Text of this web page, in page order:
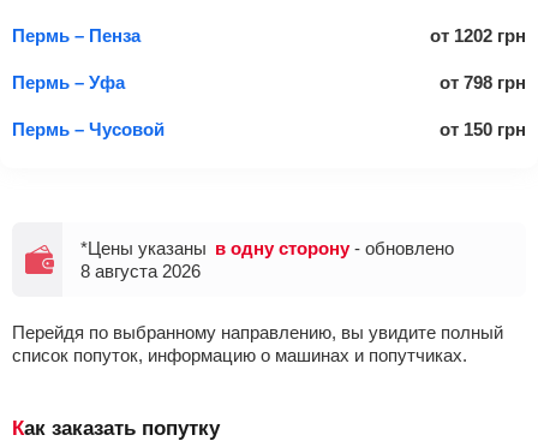
Пермь – Пенза от 1202 грн
Пермь – Уфа от 798 грн
Пермь – Чусовой от 150 грн
*Цены указаны в одну сторону- обновлено
8 августа 2026
Перейдя по выбранному направлению, вы увидите полный
список попуток, информацию о машинах и попутчиках.
Как заказать попутку